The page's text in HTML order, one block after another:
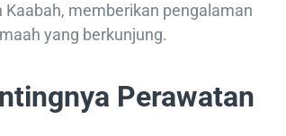
memberikan pengalaman
yang berkunjung.
Perawatan